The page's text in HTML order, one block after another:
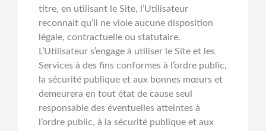
titre, en utilisant le Site, l’Utilisateur
reconnait qu’il ne viole aucune disposition
légale, contractuelle ou statutaire.
L’Utilisateur s’engage à utiliser le Site et les
Services à des fins conformes à l’ordre public,
la sécurité publique et aux bonnes mœurs et
demeurera en tout état de cause seul
responsable des éventuelles atteintes à
l’ordre public, à la sécurité publique et aux